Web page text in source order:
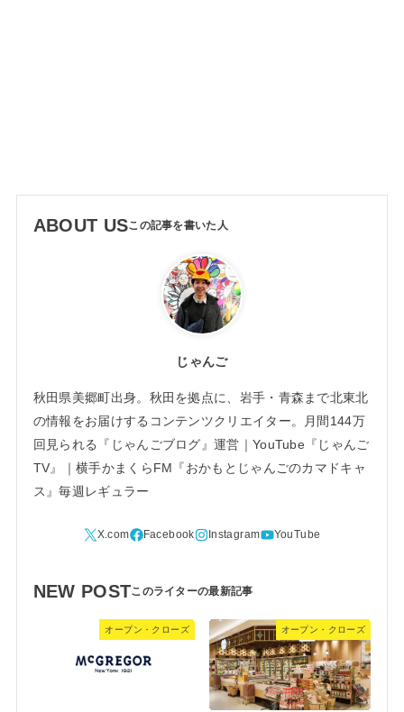
ABOUT US
じゃんご
秋田県美郷町出身。秋田を拠点に、岩手・青森まで北東北
の情報をお届けするコンテンツクリエイター。月間144万
回見られる『じゃんごブログ』運営｜YouTube『じゃんご
TV』｜横手かまくらFM『おかもとじゃんごのカマドキャ
ス』毎週レギュラー
NEW POST
オープン・クローズ オープン・クローズ